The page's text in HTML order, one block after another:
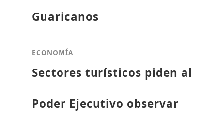
Guaricanos
ECONOMÍA
Sectores turísticos piden al
Poder Ejecutivo observar